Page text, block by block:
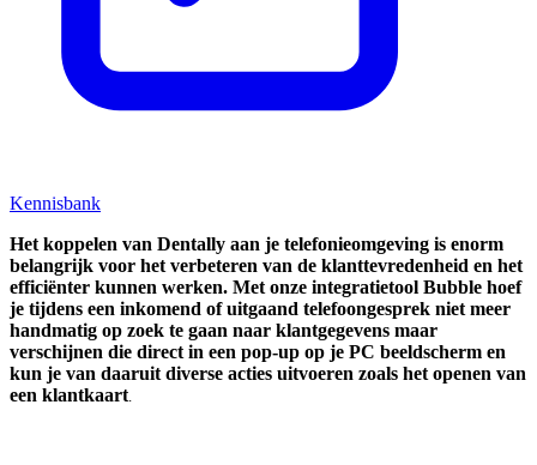
Kennisbank
Het koppelen van Dentally aan je telefonieomgeving is enorm
belangrijk voor het verbeteren van de klanttevredenheid en het
efficiënter kunnen werken. Met onze integratietool Bubble hoef
je tijdens een inkomend of uitgaand telefoongesprek niet meer
handmatig op zoek te gaan naar klantgegevens maar
verschijnen die direct in een pop-up op je PC beeldscherm en
kun je van daaruit diverse acties uitvoeren zoals het openen van
een klantkaart.